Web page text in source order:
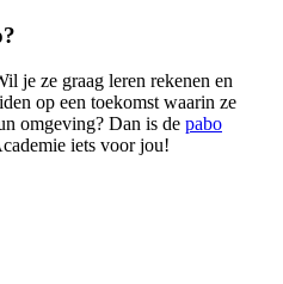
je ze graag leren rekenen en
op een toekomst waarin ze
omgeving? Dan is de pabo
iets voor jou!